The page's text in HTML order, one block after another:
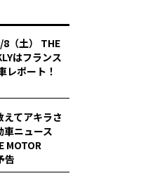
8（土） THE
はフランス
レポート！
えてアキラさ
車ニュース
MOTOR
告